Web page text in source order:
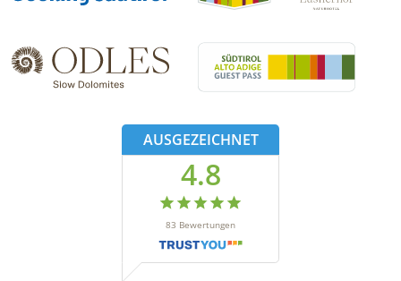
AUSGEZEICHNET
4.8
83 Bewertungen